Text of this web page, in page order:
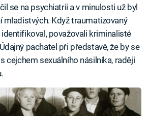
se na psychiatrii a v minulosti už byl
mladistvých. Když traumatizovaný
považovali kriminalisté
pachatel při představě, že by se
cejchem sexuálního násilníka, raději